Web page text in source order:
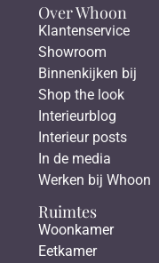
Over Whoon
Klantenservice
Showroom
Binnenkijken bij
Shop the look
Interieurblog
Interieur posts
In de media
Werken bij Whoon
Ruimtes
Woonkamer
Eetkamer